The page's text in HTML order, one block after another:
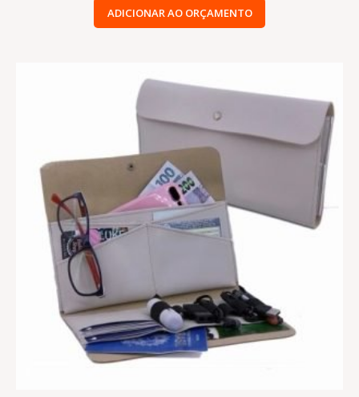
ADICIONAR AO ORÇAMENTO